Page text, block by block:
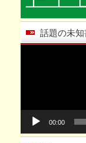
話題の未知
00:00